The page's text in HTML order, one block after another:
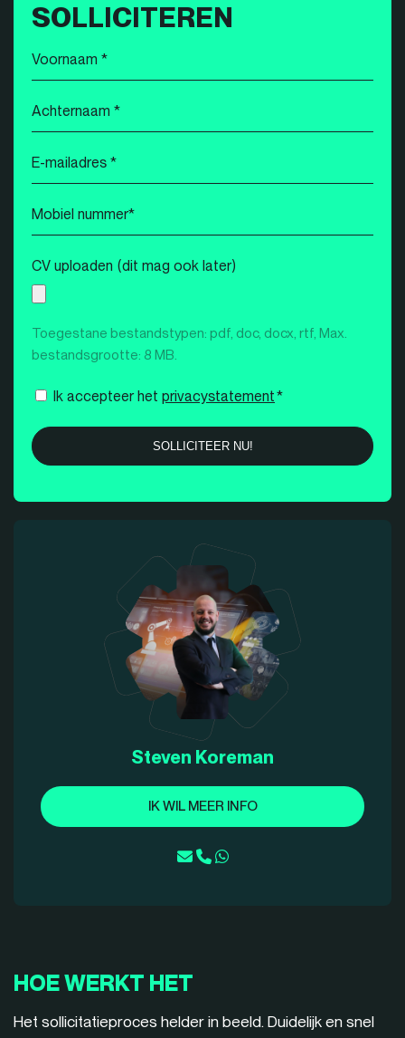
SOLLICITEREN
Voornaam
*
Achternaam
*
E-
mailadres
*
Mobiel
nummer
*
CV uploaden (dit mag ook later)
Toegestane bestandstypen: pdf, doc, docx, rtf, Max.
bestandsgrootte: 8 MB.
Instemming
Ik accepteer het privacystatement*
Steven Koreman
IK WIL MEER INFO
HOE WERKT HET
Het sollicitatieproces helder in beeld. Duidelijk en snel